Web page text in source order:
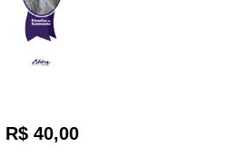
R$ 40,00